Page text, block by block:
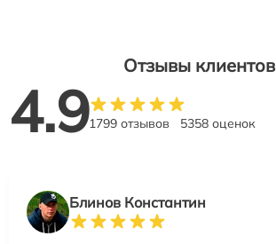
Отзывы клиентов
4.91799 отзывов 5358 оценок
Блинов Константин